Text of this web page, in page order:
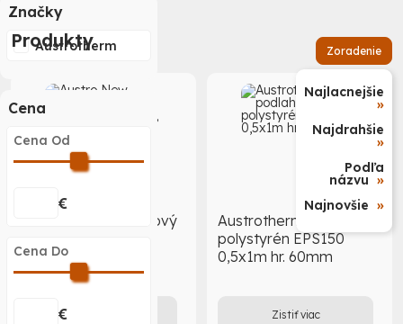
Značky
Austrotherm
Cena
Cena Od
€
Cena Do
€
Produkty Zoradenie
Najlacnejšie
»
Najdrahšie
»
Podľa
názvu »
Najnovšie »
Austro New podlahový
0,5x1m hr. 60mm
Austrotherm podlahový
polystyrén EPS150
0,5x1m hr. 60mm
Zistiť viac